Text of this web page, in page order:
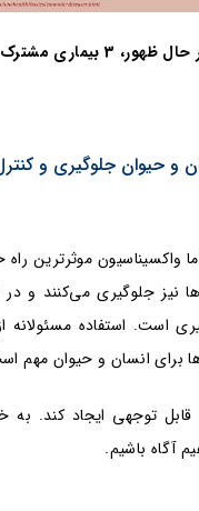
و حیوان جلوگیری و
واکسیناسیون موثرترین
نیز جلوگیری می‌کنند و در
100 درصد قابل پیشگیری است.
برای انسان و حیوان مهم
توجهی ایجاد کند.
آگاه باشیم.